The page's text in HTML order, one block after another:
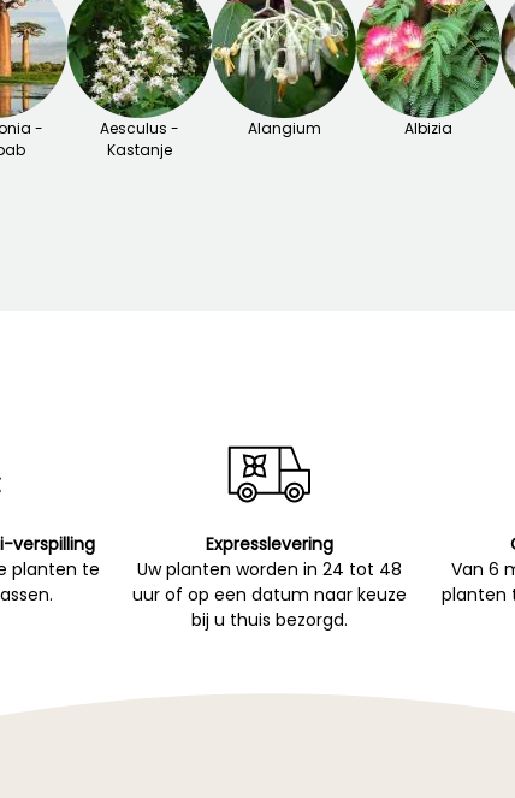
-
Aesculus -
Kastanje
Alangium Albizia
verspilling
planten te
Expresslevering
Uw planten worden in 24 tot 48
uur of op een datum naar keuze
bij u thuis bezorgd.
Van 6
planten